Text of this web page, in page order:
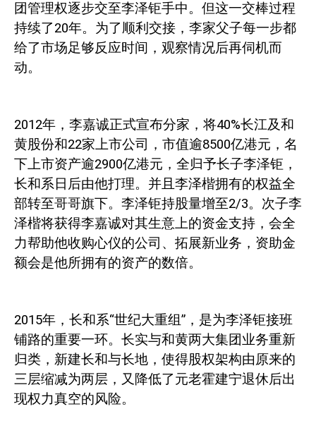
团管理权逐步交至李泽钜手中。但这一交棒过程
持续了20年。为了顺利交接，李家父子每一步都
给了市场足够反应时间，观察情况后再伺机而
动。
2012年，李嘉诚正式宣布分家，将40%长江及和
黄股份和22家上市公司，市值逾8500亿港元，名
下上市资产逾2900亿港元，全归予长子李泽钜，
长和系日后由他打理。并且李泽楷拥有的权益全
部转至哥哥旗下。李泽钜持股量增至2/3。次子李
泽楷将获得李嘉诚对其生意上的资金支持，会全
力帮助他收购心仪的公司、拓展新业务，资助金
额会是他所拥有的资产的数倍。
2015年，长和系“世纪大重组”，是为李泽钜接班
铺路的重要一环。长实与和黄两大集团业务重新
归类，新建长和与长地，使得股权架构由原来的
三层缩减为两层，又降低了元老霍建宁退休后出
现权力真空的风险。